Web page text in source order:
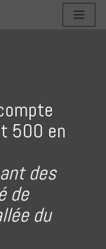
500 en
des
de
du